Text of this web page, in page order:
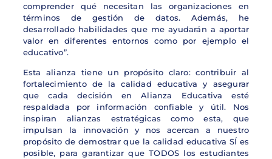
comprender qué necesitan las organizaciones en
términos de gestión de datos. Además, he
desarrollado habilidades que me ayudarán a aportar
valor en diferentes entornos como por ejemplo el
educativo”.
Esta alianza tiene un propósito claro: contribuir al
fortalecimiento de la calidad educativa y asegurar
que cada decisión en Alianza Educativa esté
respaldada por información confiable y útil. Nos
inspiran alianzas estratégicas como esta, que
impulsan la innovación y nos acercan a nuestro
propósito de demostrar que la calidad educativa SÍ es
posible, para garantizar que TODOS los estudiantes